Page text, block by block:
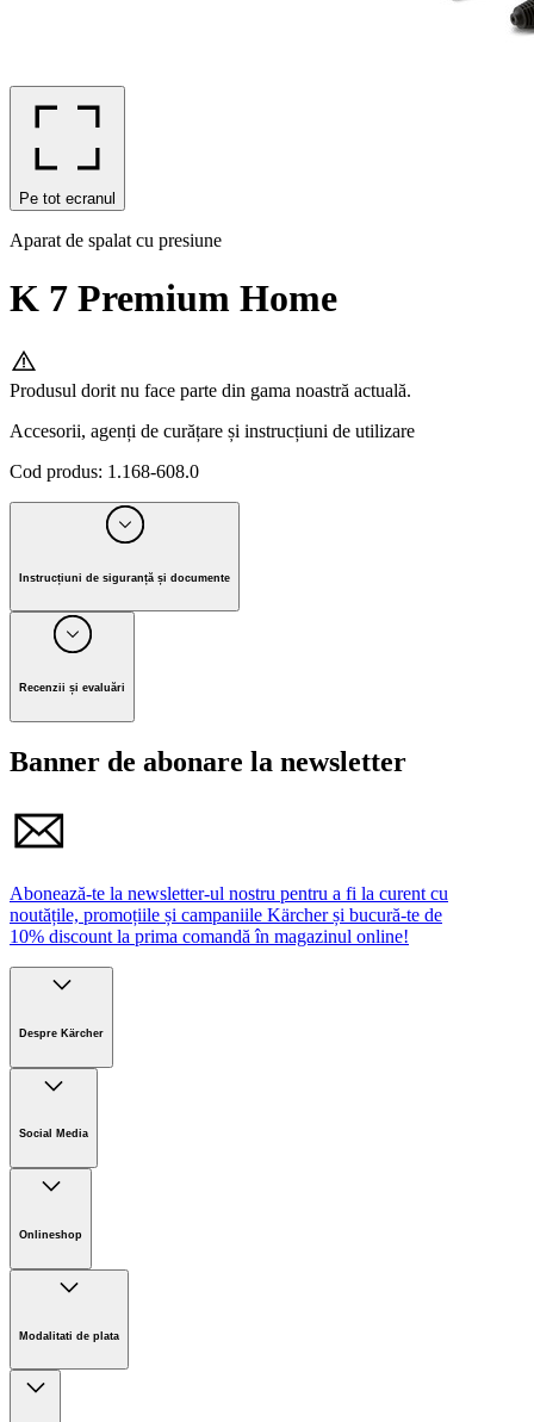
Pe tot ecranul
Aparat de spalat cu presiune
K 7 Premium Home
Produsul dorit nu face parte din gama noastră actuală.
Accesorii, agenți de curățare și instrucțiuni de utilizare
Cod produs: 1.168-608.0
Instrucțiuni de siguranță și documente
Producător Alfred Kärcher SE & Co. KG
Alfred-Kärcher-Strasse 28-40, 71364 Winnenden, Germany
Tel. +49 7195 / 14-0 I Fax +49 7195 / 14-2212
E-mail: info@karcher.com
siguranță din manualul de utilizare.
Informații produs
Recenzii și evaluări
Banner de abonare la newsletter
Abonează-te la newsletter-ul nostru pentru a fi la curent cu
noutățile, promoțiile și campaniile Kärcher și bucură-te de
10% discount la prima comandă în magazinul online!
Despre Kärcher
Sustenabilitate
Noutati
Social Media
Onlineshop
Informații magazin online
Retur
Modalitati de plata